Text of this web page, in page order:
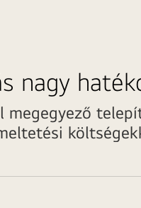
nagy
megegyező